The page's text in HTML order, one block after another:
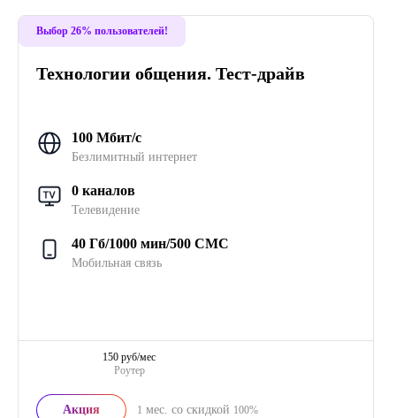
Выбор 26% пользователей!
Технологии общения. Тест-драйв
100 Мбит/с
Безлимитный интернет
0 каналов
Телевидение
40 Гб/1000 мин/500 СМС
Мобильная связь
Роутер
150 руб/мес
Акция 1 мес. со скидкой 100%